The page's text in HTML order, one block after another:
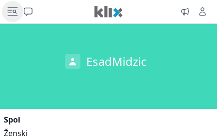
EsadMidzic
Spol
Ženski